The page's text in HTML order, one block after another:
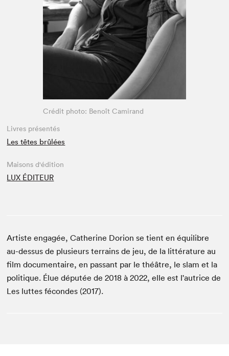
Espace médias
Crédit photo: Benoît Camirand
Livres présentés
Les têtes brûlées
Maisons d'édition
LUX ÉDITEUR
Artiste engagée, Catherine Dorion se tient en équilibre
au-dessus de plusieurs terrains de jeu, de la littérature au
film documentaire, en passant par le théâtre, le slam et la
politique. Élue députée de 2018 à 2022, elle est l'autrice de
Les luttes fécondes (2017).